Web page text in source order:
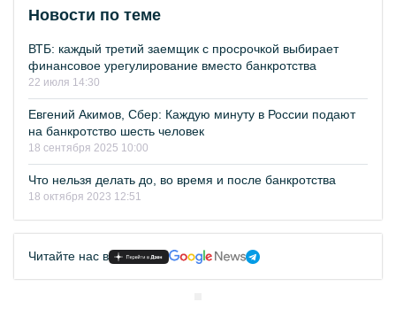
Новости по теме
ВТБ: каждый третий заемщик с просрочкой выбирает
финансовое урегулирование вместо банкротства
22 июля 14:30
Евгений Акимов, Сбер: Каждую минуту в России подают
на банкротство шесть человек
18 сентября 2025 10:00
Что нельзя делать до, во время и после банкротства
18 октября 2023 12:51
Читайте нас в